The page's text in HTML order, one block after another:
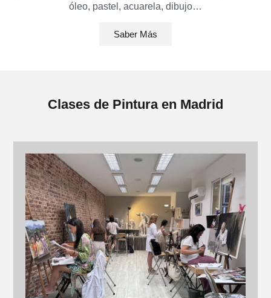
óleo, pastel, acuarela, dibujo…
Saber Más
Clases de Pintura en Madrid